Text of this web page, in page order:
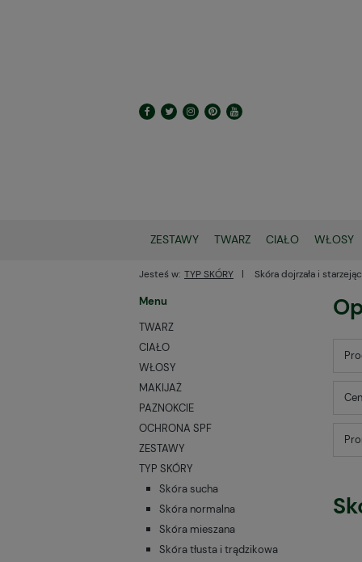
ZESTAWY TWARZ CIAŁO WŁOSY
Jesteś w: TYP SKÓRY Skóra dojrzała i
Menu
TWARZ
CIAŁO
WŁOSY
MAKIJAŻ
PAZNOKCIE
OCHRONA SPF
ZESTAWY
TYP SKÓRY
Skóra sucha
Skóra normalna
Skóra mieszana
Skóra tłusta i trądzikowa